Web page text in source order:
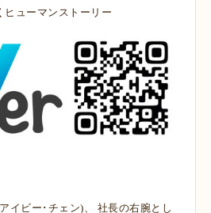
ヒューマンストーリー
イビー･チェン)、 社長の右腕とし